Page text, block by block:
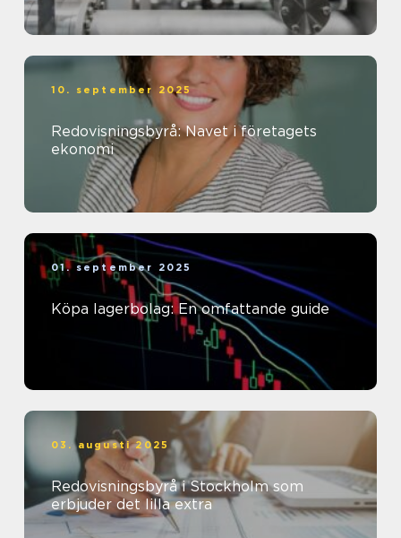
10. september 2025
Redovisningsbyrå: Navet i företagets
ekonomi
01. september 2025
Köpa lagerbolag: En omfattande guide
03. augusti 2025
Redovisningsbyrå i Stockholm som
erbjuder det lilla extra